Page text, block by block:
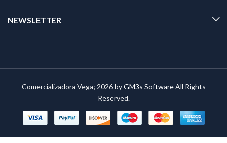
NEWSLETTER
Comercializadora Vega; 2026 byGM3s SoftwareAll Rights
Reserved.